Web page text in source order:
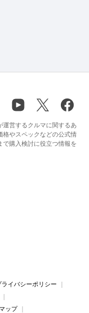
営するクルマに関するあ
格やスペックなどの公式情
購入検討に役立つ情報を
ライバシーポリシー
ップ